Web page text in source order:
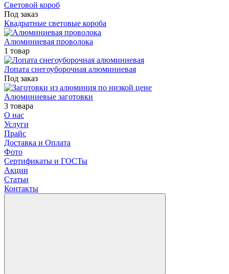
Световой короб
Под заказ
Квадратные световые короба
Алюминиевая проволока
1 товар
Лопата снегоуборочная алюминиевая
Под заказ
Алюминиевые заготовки
3 товара
О нас
Услуги
Прайс
Доставка и Оплата
Фото
Сертификаты и ГОСТы
Акции
Статьи
Контакты